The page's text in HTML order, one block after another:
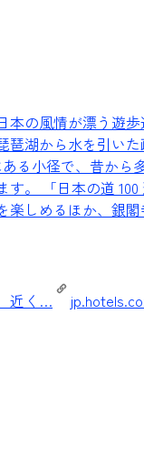
本の風情が漂う遊歩
琶湖から水を引い
る小径で、昔から
す。 「日本の道
楽しめるほか、銀
近く…